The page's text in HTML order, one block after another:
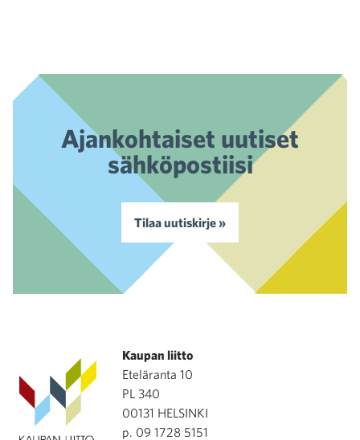
Ajankohtaiset uutiset
sähköpostiisi
Tilaa uutiskirje »
Kaupan liitto
Eteläranta 10
PL 340
00131 HELSINKI
p. 09 1728 5151